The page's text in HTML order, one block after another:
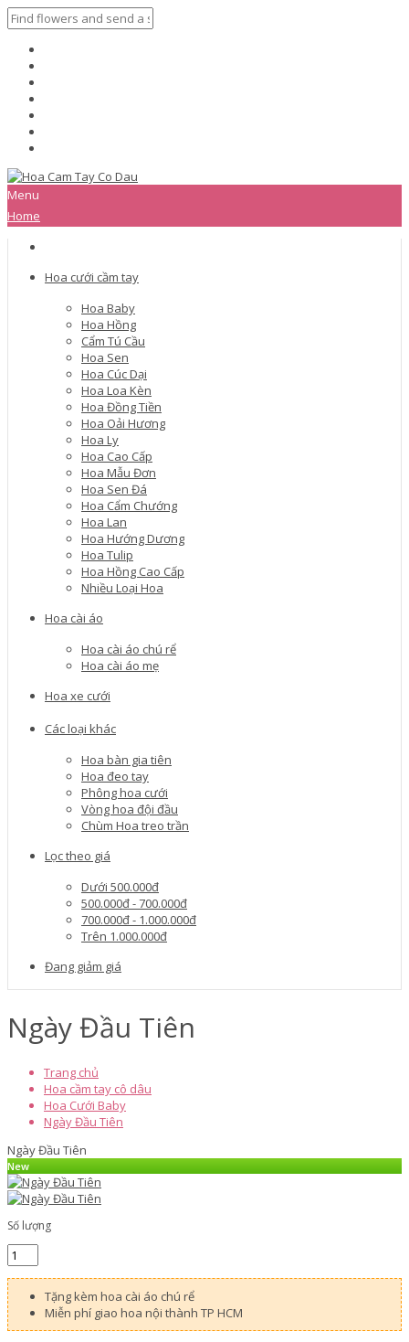
Menu
Home
Hoa cưới cầm tay
Hoa Baby
Hoa Hồng
Cẩm Tú Cầu
Hoa Sen
Hoa Cúc Dại
Hoa Loa Kèn
Hoa Đồng Tiền
Hoa Oải Hương
Hoa Ly
Hoa Cao Cấp
Hoa Mẫu Đơn
Hoa Sen Đá
Hoa Cẩm Chướng
Hoa Lan
Hoa Hướng Dương
Hoa Tulip
Hoa Hồng Cao Cấp
Nhiều Loại Hoa
Hoa cài áo
Hoa cài áo chú rể
Hoa cài áo mẹ
Hoa xe cưới
Các loại khác
Hoa bàn gia tiên
Hoa đeo tay
Phông hoa cưới
Vòng hoa đội đầu
Chùm Hoa treo trần
Lọc theo giá
Dưới 500.000đ
500.000đ - 700.000đ
700.000đ - 1.000.000đ
Trên 1.000.000đ
Đang giảm giá
Ngày Đầu Tiên
Trang chủ
Hoa cầm tay cô dâu
Hoa Cưới Baby
Ngày Đầu Tiên
Ngày Đầu Tiên
New
Số lượng
Tặng kèm hoa cài áo chú rể
Miễn phí giao hoa nội thành TP HCM